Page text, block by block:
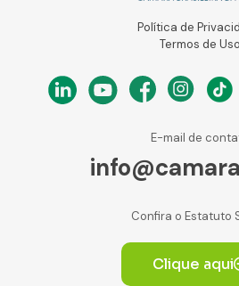
Política de
Termos de Uso
E-mail de
Confira o Estatuto
Clique aqui